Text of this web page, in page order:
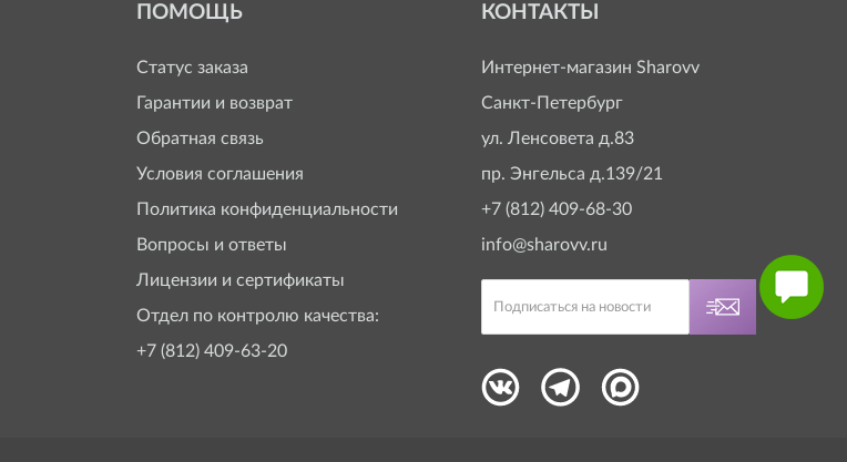
ПОМОЩЬ
Статус заказа
Гарантии и возврат
Обратная связь
Условия соглашения
Политика конфиденциальности
Вопросы и ответы
Лицензии и сертификаты
Отдел по контролю качества:
+7 (812) 409-63-20
КОНТАКТЫ
Интернет-магазин Sharovv
Санкт-Петербург
ул. Ленсовета д.83
пр. Энгельса д.139/21
+7 (812) 409-68-30
info@sharovv.ru